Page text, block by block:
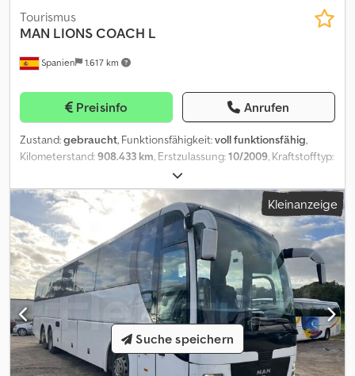
Spanien 1.617 km
Tourismus
MAN LIONS COACH L
Preisinfo Anrufen
Zustand:gebraucht, Funktionsfähigkeit:voll funktionsfähig,
Kilometerstand:908.433 km, Erstzulassung:10/2009, Kraftstofftyp:
, Emissionsklasse:
Weiß, Reifengröße:295/80 R22.5, Baujahr:2009,
Maschinen-/Fahrzeugnummer:WMAR08ZZ28T012719,
Ausstattung:
ABS, Klimaanlage, Tempomat, Toilette, Das
Fahrzeug ist zum Sofortkauf-Preis verfügbar oder Sie können Ihr
eigenes Angebot abgeben und Verhandlungen aufnehmen.
Crjdpoynmc Hefx Ah Dsf
Kleinanzeige
Suche speichern